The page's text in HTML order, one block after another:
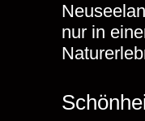
nur in